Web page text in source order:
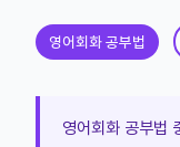
영어회화 공부법
영어회화 공부법